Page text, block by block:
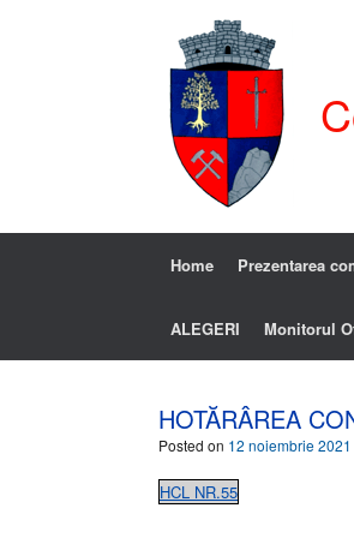
Home Prezentarea
ALEGERI Monitorul
HOTĂRÂREA
Posted on 12 noiembrie 2021
HCL NR.55